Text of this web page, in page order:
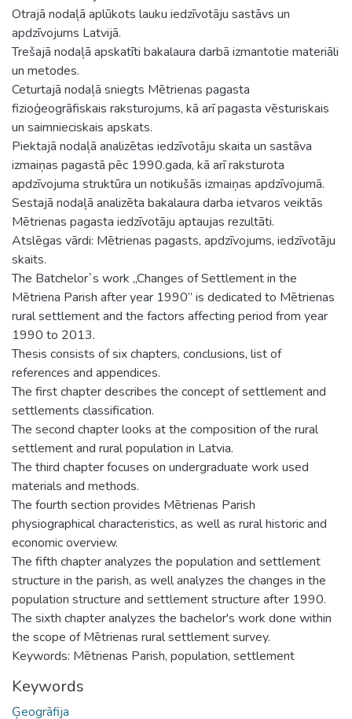
Otrajā nodaļā aplūkots lauku iedzīvotāju sastāvs un
apdzīvojums Latvijā.
Trešajā nodaļā apskatīti bakalaura darbā izmantotie materiāli
un metodes.
Ceturtajā nodaļā sniegts Mētrienas pagasta
fizioģeogrāfiskais raksturojums, kā arī pagasta vēsturiskais
un saimnieciskais apskats.
Piektajā nodaļā analizētas iedzīvotāju skaita un sastāva
izmaiņas pagastā pēc 1990.gada, kā arī raksturota
apdzīvojuma struktūra un notikušās izmaiņas apdzīvojumā.
Sestajā nodaļā analizēta bakalaura darba ietvaros veiktās
Mētrienas pagasta iedzīvotāju aptaujas rezultāti.
Atslēgas vārdi: Mētrienas pagasts, apdzīvojums, iedzīvotāju
skaits.
The Batchelor`s work „Changes of Settlement in the
Mētriena Parish after year 1990” is dedicated to Mētrienas
rural settlement and the factors affecting period from year
1990 to 2013.
Thesis consists of six chapters, conclusions, list of
references and appendices.
The first chapter describes the concept of settlement and
settlements classification.
The second chapter looks at the composition of the rural
settlement and rural population in Latvia.
The third chapter focuses on undergraduate work used
materials and methods.
The fourth section provides Mētrienas Parish
physiographical characteristics, as well as rural historic and
economic overview.
The fifth chapter analyzes the population and settlement
structure in the parish, as well analyzes the changes in the
population structure and settlement structure after 1990.
The sixth chapter analyzes the bachelor's work done within
the scope of Mētrienas rural settlement survey.
Keywords: Mētrienas Parish, population, settlement
Keywords
Ģeogrāfija